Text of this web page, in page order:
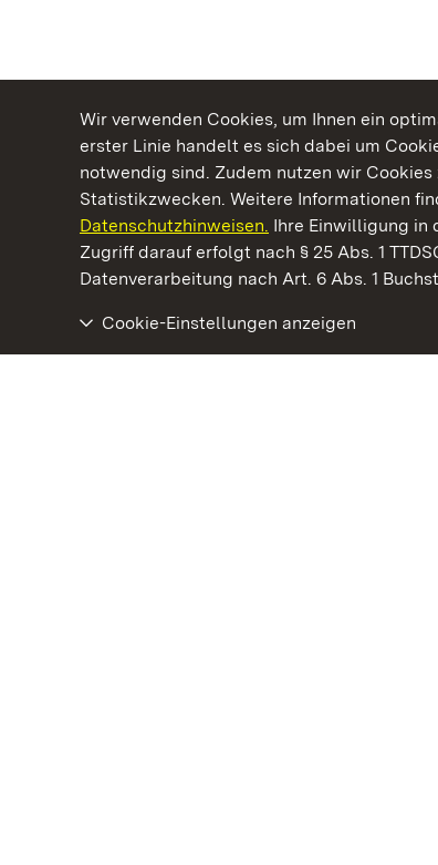
Wir verwenden Cookies, um Ihnen ein
erster Linie handelt es sich dabei um
notwendig sind. Zudem nutzen wir Cookies
Statistikzwecken. Weitere Informationen
Datenschutzhinweisen. Ihre Einwilligung in
Zugriff darauf erfolgt nach § 25 Abs. 1
Datenverarbeitung nach Art. 6 Abs. 1
Cookie-Einstellungen anzeigen
Kommen. Staunen. Genießen.